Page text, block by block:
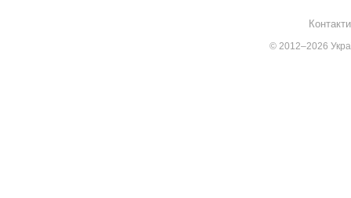
© 2012–2026